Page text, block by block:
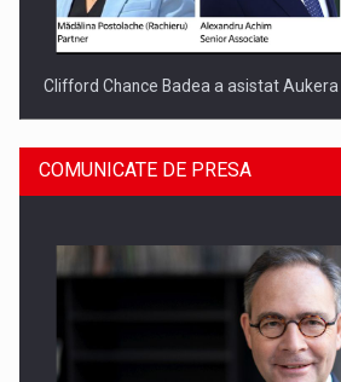
Clifford Chance Badea a asistat Aukera
COMUNICATE DE PRESA